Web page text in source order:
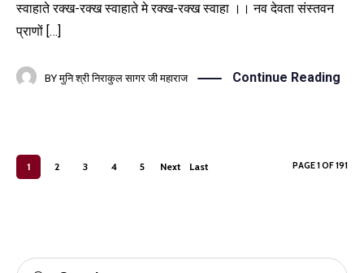
स्वाहाते रक्ख-रक्ख स्वाहाते मे रक्ख-रक्ख स्वाहा ।। नव देवता संस्तवन
प्राणों […]
BY मुनि श्री निराकुल सागर जी महाराज Continue Reading
1 2 3 4 5
Next
Last
PAGE 1 OF 191